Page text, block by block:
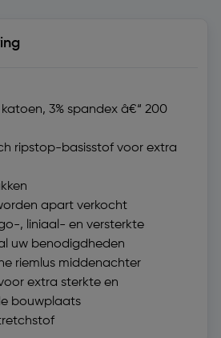
katoen, 3% spandex â€“ 200
ripstop-basisstof voor extra
apart verkocht
, liniaal- en versterkte
uw benodigdheden
riemlus middenachter
extra sterkte en
bouwplaats